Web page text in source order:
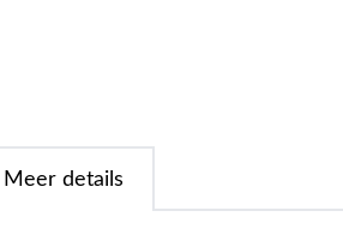
Meer details